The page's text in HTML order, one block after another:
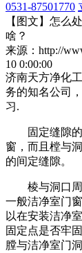
0531-87501770
【图文】怎么
啥？
来源：http://
10 0:00:00
济南天方净化
务的知名公司
习.
固定缝隙
窗，而且樘与
的间定缝隙。
棱与洞口
一般洁净室门
以在安装洁净
固定点是否牢
膛与洁净室门